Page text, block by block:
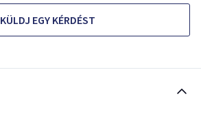
KÜLDJ EGY KÉRDÉST